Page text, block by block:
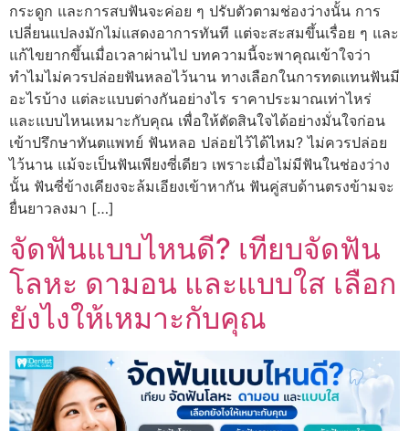
กระดูก และการสบฟันจะค่อย ๆ ปรับตัวตามช่องว่างนั้น การ
เปลี่ยนแปลงมักไม่แสดงอาการทันที แต่จะสะสมขึ้นเรื่อย ๆ และ
แก้ไขยากขึ้นเมื่อเวลาผ่านไป บทความนี้จะพาคุณเข้าใจว่า
ทำไมไม่ควรปล่อยฟันหลอไว้นาน ทางเลือกในการทดแทนฟันมี
อะไรบ้าง แต่ละแบบต่างกันอย่างไร ราคาประมาณเท่าไหร่
และแบบไหนเหมาะกับคุณ เพื่อให้ตัดสินใจได้อย่างมั่นใจก่อน
เข้าปรึกษาทันตแพทย์ ฟันหลอ ปล่อยไว้ได้ไหม? ไม่ควรปล่อย
ไว้นาน แม้จะเป็นฟันเพียงซี่เดียว เพราะเมื่อไม่มีฟันในช่องว่าง
นั้น ฟันซี่ข้างเคียงจะล้มเอียงเข้าหากัน ฟันคู่สบด้านตรงข้ามจะ
ยื่นยาวลงมา […]
จัดฟันแบบไหนดี? เทียบจัดฟัน
โลหะ ดามอน และแบบใส เลือก
ยังไงให้เหมาะกับคุณ